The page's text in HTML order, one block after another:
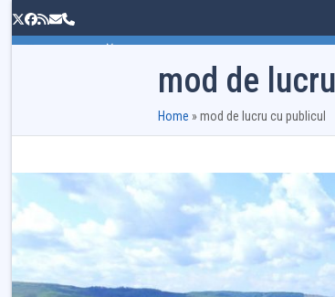
Skip
content
Twitter
Facebook
RSSEmailPhone
mod de
Home »mod de lucru cu publicul